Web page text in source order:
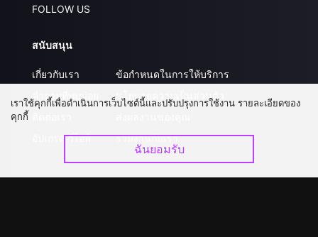
FOLLOW US
สนับสนุน
เกี่ยวกับเรา
คำถามที่พบบ่อย
อัปเกรด วีไอพี
ข้อกำหนดในการให้บริการ
นโยบายความเป็นส่วนตัว
ร่วมงานกับเรา
เราใช้คุกกี้เพื่อดำเนินการเว็บไซต์นี้และปรับปรุงการใช้งาน รายละเอียดของ
คุกกี้
ฉันยอมรับ